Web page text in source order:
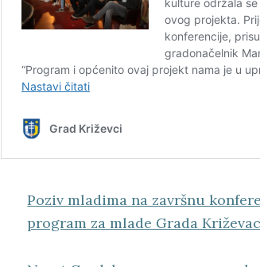
Poziv mladima na završnu
program za mlade Grada